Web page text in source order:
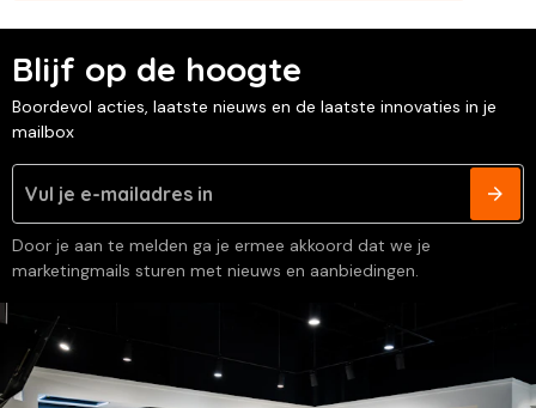
Blijf op de hoogte
Boordevol acties, laatste nieuws en de laatste innovaties in je
mailbox
Door je aan te melden ga je ermee akkoord dat we je
marketingmails sturen met nieuws en aanbiedingen.